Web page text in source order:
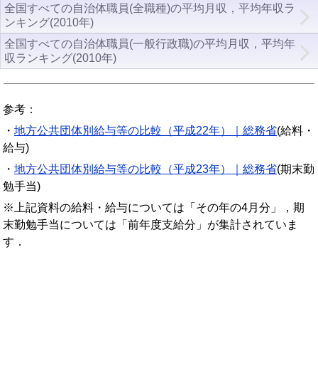
全国すべての自治体職員(全職種)の平均月収，平均年収ラ
ンキング(2010年)
全国すべての自治体職員(一般行政職)の平均月収，平均年
収ランキング(2010年)
参考：
・ 地方公共団体別給与等の比較（平成22年）｜総務省(給料・
給与)
・ 地方公共団体別給与等の比較（平成23年）｜総務省(期末勤
勉手当)
※上記資料の給料・給与については「その年の4月分」，期
末勤勉手当については「前年度支給分」が集計されていま
す．